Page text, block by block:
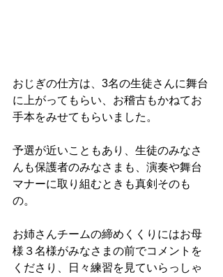
おじぎの仕方は、3名の生徒さんに舞台
に上がってもらい、お稽古もかねてお
手本をみせてもらいました。
予選が近いこともあり、生徒のみなさ
んも保護者のみなさまも、演奏や舞台
マナーに取り組むときも真剣そのも
の。
お姉さんチームの締めくくりにはお母
様３名様がみなさまの前でコメントを
くださり、日々練習を見ていらっしゃ